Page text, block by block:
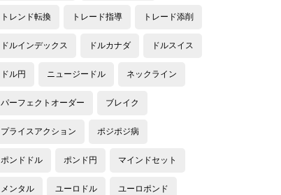
トレンド転換 トレード指導 トレード添削
ドルインデックス ドルカナダ ドルスイス
ドル円 ニュージードル ネックライン
パーフェクトオーダー ブレイク
プライスアクション ポジポジ病
ポンドドル ポンド円 マインドセット
メンタル ユーロドル ユーロポンド